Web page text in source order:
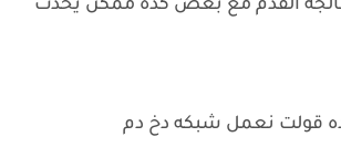
القدم مع بعض كده ممكن يحدث
قولت نعمل شبكه دخ دم